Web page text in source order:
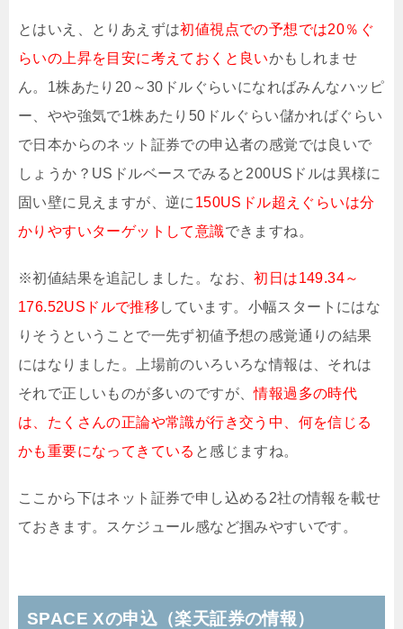
とはいえ、とりあえずは初値視点での予想では20％ぐ
らいの上昇を目安に考えておくと良いかもしれませ
ん。1株あたり20～30ドルぐらいになればみんなハッピ
ー、やや強気で1株あたり50ドルぐらい儲かればぐらい
で日本からのネット証券での申込者の感覚では良いで
しょうか？USドルベースでみると200USドルは異様に
固い壁に見えますが、逆に 150USドル超えぐらいは分
かりやすいターゲットして意識できますね。
※初値結果を追記しました。なお、初日は149.34～
176.52USドルで推移 しています。小幅スタートにはな
りそうということで一先ず初値予想の感覚通りの結果
にはなりました。上場前のいろいろな情報は、それは
それで正しいものが多いのですが、情報過多の時代
は、たくさんの正論や常識が行き交う中、何を信じる
かも重要になってきている と感じますね。
ここから下はネット証券で申し込める2社の情報を載せ
ておきます。スケジュール感など掴みやすいです。
SPACE Xの申込（楽天証券の情報）